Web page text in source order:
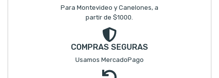
Para Montevideo y Canelones, a
partir de $1000.
COMPRAS SEGURAS
Usamos MercadoPago